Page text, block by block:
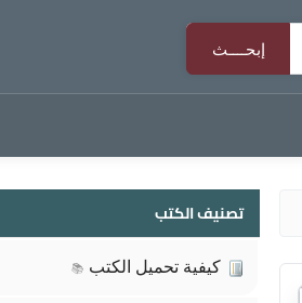
تصنيف الكتب
كيفية تحميل الكتب 📚